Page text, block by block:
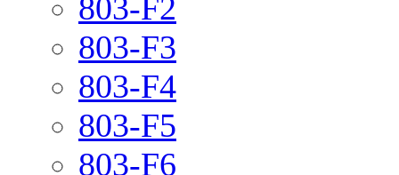
803-F2
803-F3
803-F4
803-F5
803-F6